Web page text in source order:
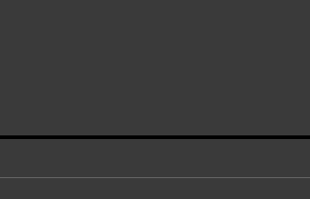
预约）
约）
）
预约）